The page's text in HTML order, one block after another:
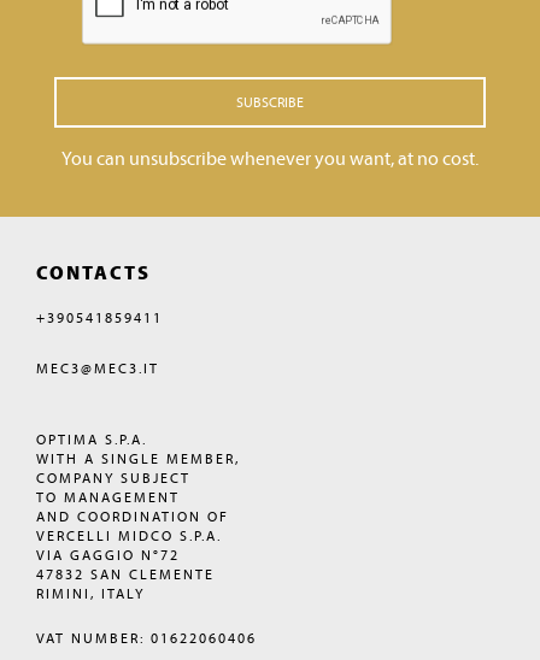
SUBSCRIBE
You can unsubscribe whenever you want, at no cost.
CONTACTS
+390541859411
MEC3@MEC3.IT
OPTIMA S.P.A.
WITH A SINGLE MEMBER,
COMPANY SUBJECT
TO MANAGEMENT
AND COORDINATION OF
VERCELLI MIDCO S.P.A.
VIA GAGGIO N°72
47832 SAN CLEMENTE
RIMINI, ITALY
VAT NUMBER: 01622060406